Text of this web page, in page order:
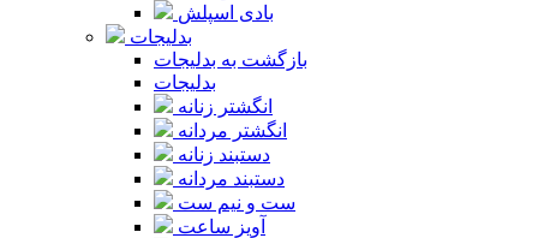
بادی اسپلش
بدلیجات
بازگشت به بدلیجات
بدلیجات
انگشتر زنانه
انگشتر مردانه
دستبند زنانه
دستبند مردانه
ست و نیم ست
آویز ساعت